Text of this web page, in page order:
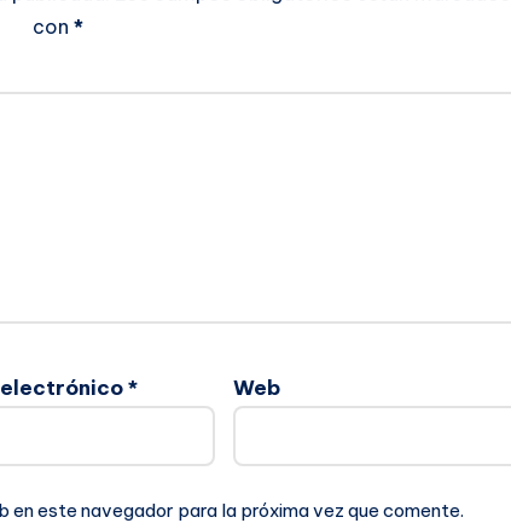
con*
* Web
este navegador para la próxima vez que comente.